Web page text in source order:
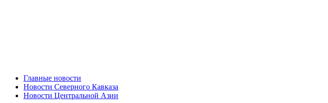
Главные новости
Новости Северного Кавказа
Новости Центральной Азии